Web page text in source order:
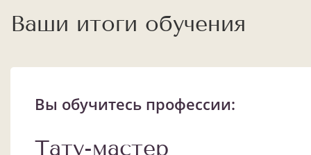
Ваши итоги обучения
Вы обучитесь профессии:
Тату-мастер